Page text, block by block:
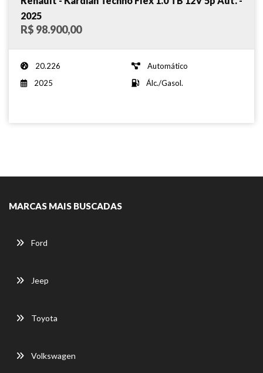
2025
R$ 98.900,00
20.226
Automático
2025
Álc./Gasol.
MARCAS MAIS BUSCADAS
Ford
Jeep
Toyota
Volkswagen